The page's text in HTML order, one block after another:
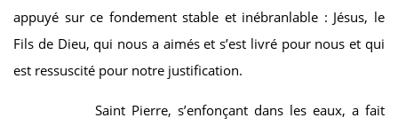
appuyé sur ce fondement stable et inébranlable : Jésus, le
Fils de Dieu, qui nous a aimés et s’est livré pour nous et qui
est ressuscité pour notre justification.
Saint Pierre, s’enfonçant dans les eaux, a fait